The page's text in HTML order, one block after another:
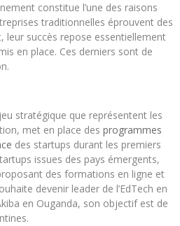
constitue l’une des raisons
traditionnelles éprouvent des
leur succès repose essentiellement
en place. Ces derniers sont de
stratégique que représentent les
met en place des programmes
des startups durant les premiers
issues des pays émergents,
des formations en ligne et
devenir leader de l’EdTech en
en Ouganda, son objectif est de